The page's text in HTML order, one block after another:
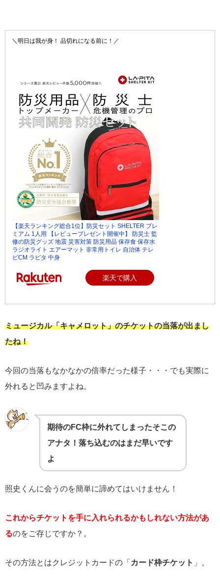
＼明日は我が身！ 品切れになる前に！／
【楽天ランキング総合1位】防災セット SHELTER プレ
ミアム 1人用 【レビュープレゼント開催中】 防災士 監
修の防災グッズ 地震 災害対策 防災用品 保存食 保存水
ラジオライト エアーマット 非常用トイレ 自治体 テレ
ビCM ラピタ 中身
楽天で購入
ミュージカル「キャメロット」のチケットの当落が出まし
たね！
今回の当落もなかなかの倍率だった様子・・・でも実際に
外れると凹みますよね。
期待のFC枠に外れてしまったそこの
アナタ！落ち込むのはまだ早いです
よ
照史くんに会うのを簡単に諦めてはいけません！
これからチケットを手に入れられるかもしれない方法があ
るのをご存じですか？。
その方法とはクレジットカードの「 カード枠チケット 」。